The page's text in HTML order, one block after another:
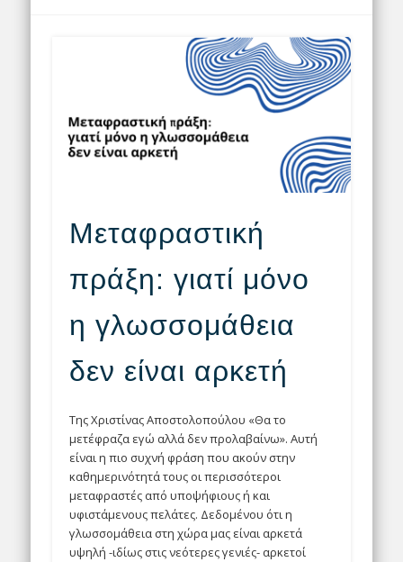
Μεταφραστική
πράξη: γιατί μόνο
η γλωσσομάθεια
δεν είναι αρκετή
Της Χριστίνας Αποστολοπούλου «Θα το
μετέφραζα εγώ αλλά δεν προλαβαίνω». Αυτή
είναι η πιο συχνή φράση που ακούν στην
καθημερινότητά τους οι περισσότεροι
μεταφραστές από υποψήφιους ή και
υφιστάμενους πελάτες. Δεδομένου ότι η
γλωσσομάθεια στη χώρα μας είναι αρκετά
υψηλή -ιδίως στις νεότερες γενιές- αρκετοί